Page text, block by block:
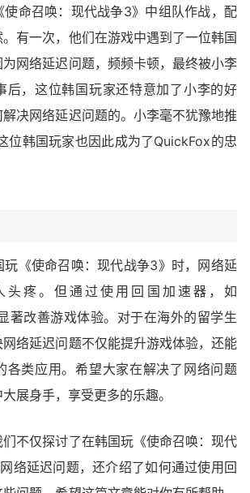
使命召唤：现代战争3》中组队作战，配
有一次，他们在游戏中遇到了一位韩国
网络延迟问题，频频卡顿，最终被小李
后，这位韩国玩家还特意加了小李的好
决网络延迟问题的。小李毫不犹豫地推
位韩国玩家也因此成为了QuickFox的忠
玩《使命召唤：现代战争3》时，网络延
头疼。但通过使用回国加速器，如
著改善游戏体验。对于在海外的留学生
络延迟问题不仅能提升游戏体验，还能
各类应用。希望大家在解决了网络问题
展身手，享受更多的乐趣。
不仅探讨了在韩国玩《使命召唤：现代
络延迟问题，还介绍了如何通过使用回